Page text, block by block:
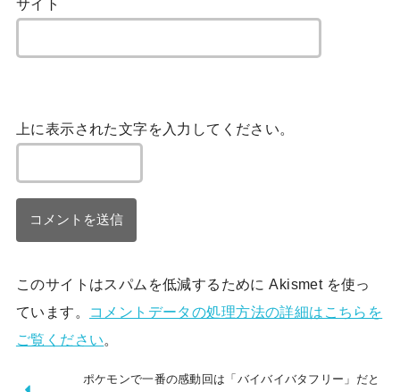
サイト
上に表示された文字を入力してください。
このサイトはスパムを低減するために Akismet を使っ
ています。
コメントデータの処理方法の詳細はこちらを
ご覧ください。
ポケモンで一番の感動回は「バイバイバタフリー」だと